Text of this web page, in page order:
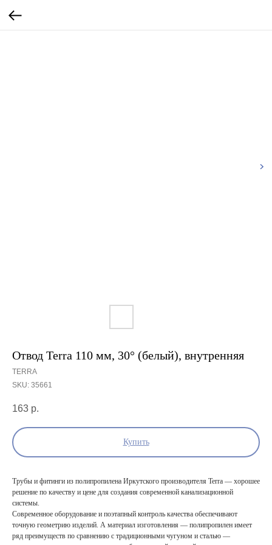
Отвод Terra 110 мм, 30° (белый), внутренняя
TERRA
SKU: 35661
163 р.
Купить
Трубы и фитинги из полипропилена Иркутского производителя Terra — хорошее
решение по качеству и цене для создания современной канализационной
системы.
Современное оборудование и поэтапный контроль качества обеспечивают
точную геометрию изделий. А материал изготовления — полипропилен имеет
ряд преимуществ по сравнению с традиционными чугуном и сталью —